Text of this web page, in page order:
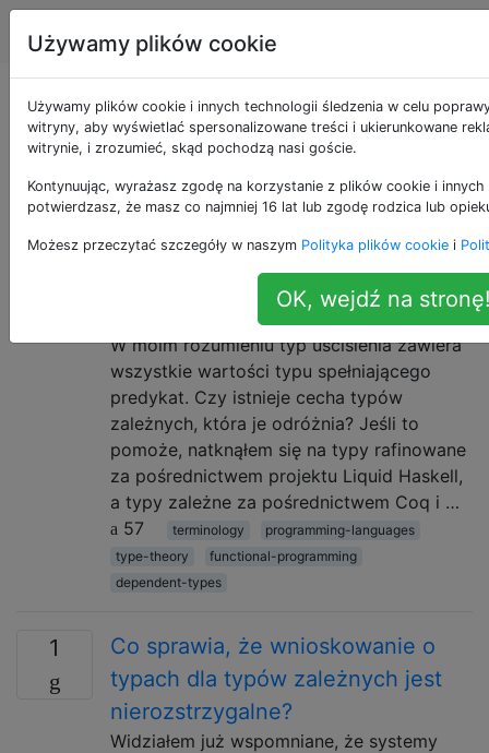
Informatyka
Pytania otagowane
jako type-theory
systemy formalne określające właściwości obiektów
Czy ktoś mógłby wyjaśnić różnicę między
typami zależnymi a typami wyrafinowania?
W moim rozumieniu typ uściślenia zawiera
wszystkie wartości typu spełniającego
predykat. Czy istnieje cecha typów
zależnych, która je odróżnia? Jeśli to
pomoże, natknąłem się na typy rafinowane
za pośrednictwem projektu Liquid Haskell,
a typy zależne za pośrednictwem Coq i …
57
terminology
programming-languages
type-theory
functional-programming
dependent-types
1
Co sprawia, że ​​wnioskowanie o
typach dla typów zależnych jest
nierozstrzygalne?
Widziałem już wspomniane, że systemy
Używamy plików cookie
Używamy plików cookie i innych technologii śledzenia w celu
witryny, aby wyświetlać spersonalizowane treści i ukierunkowane
witrynie, i zrozumieć, skąd pochodzą nasi goście.
Kontynuując, wyrażasz zgodę na korzystanie z plików cookie i
potwierdzasz, że masz co najmniej 16 lat lub zgodę rodzica lub
Możesz przeczytać szczegóły w naszym Polityka plików cookie i
OK, wejdź na